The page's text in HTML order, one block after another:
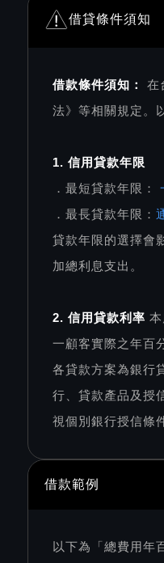
借貸條件須知
借款條件須知： 在
法》等相關規定。
1. 信用貸款年限
．最短貸款年限：
．最長貸款年限：
貸款年限的選擇會
加總利息支出。
2. 信用貸款利率
一顧客實際之年百
各貸款方案為銀行
行、貸款產品及授
視個別銀行授信條
借款範例
以下為「總費用年